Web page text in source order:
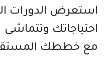
برامج ودورات
استعرض الدورات
احتياجاتك وتتماشى
مع خططك